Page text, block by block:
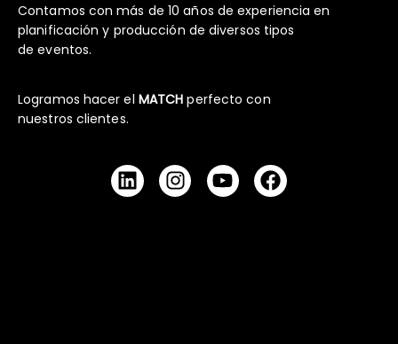
Contamos con más de 10 años de experiencia en
planificación y producción de diversos tipos
de eventos.
Logramos hacer el MATCH perfecto con
nuestros clientes.